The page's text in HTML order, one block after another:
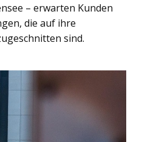
– erwarten Kunden
die auf ihre
sind.